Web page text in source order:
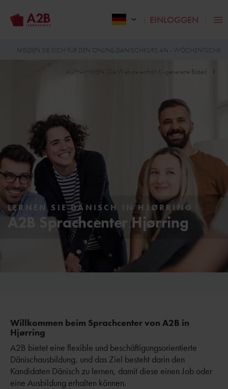
EINLOGGEN
MELDEN SIE SICH FÜR DEN ONLINE-DÄNISCHKURS AN - WÖCHENTLICHE
AUFNAHMEN (Die Website enthält KI-generierte Bilder)
LERNEN SIE DÄNISCH IN HJØRRING
A2B Sprachcenter Hjørring
Willkommen beim Sprachcenter von A2B in
Hjørring
A2B bietet eine flexible und beschäftigungsorientierte
Dänischausbildung, und das Ziel besteht darin den
Kandidaten Dänisch zu lernen, damit diese einen Job oder
eine Ausbildung erhalten können.